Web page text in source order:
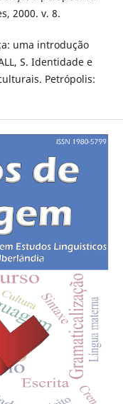
2000. v. 8.
uma introdução
S. Identidade e
Petrópolis: